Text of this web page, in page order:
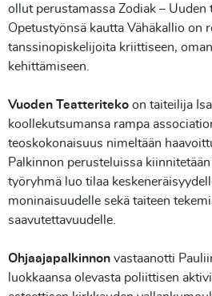
ollut perustamassa Zodiak – Uuden
Opetustyönsä kautta Vähäkallio on
tanssinopiskelijoita kriittiseen,
kehittämiseen.
Vuoden Teatteriteko on taiteilija
koollekutsumansa rampa
teoskokonaisuus nimeltään
Palkinnon perusteluissa
työryhmä luo tilaa
moninaisuudelle sekä taiteen
saavutettavuudelle.
Ohjaajapalkinnon vastaanotti
luokkaansa olevasta poliittisen